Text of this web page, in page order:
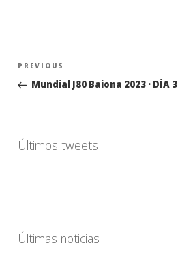
Navegación
entradas
Previous
Post
PREVIOUS
Mundial J80 Baiona 2023 · DÍA 3
Últimos tweets
Últimas noticias